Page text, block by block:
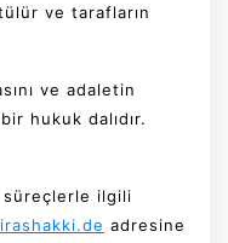
ve tarafların
ve adaletin
hukuk dalıdır.
süreçlerle ilgili
adresine